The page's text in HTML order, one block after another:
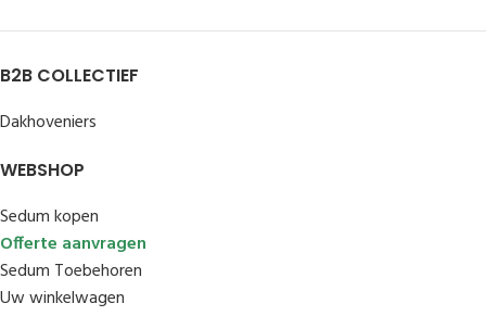
B2B COLLECTIEF
Dakhoveniers
WEBSHOP
Sedum kopen
Offerte aanvragen
Sedum Toebehoren
Uw winkelwagen